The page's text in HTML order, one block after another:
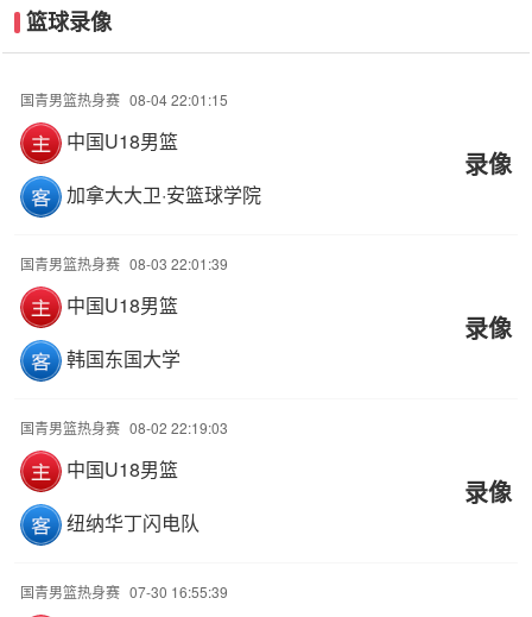
篮球录像
国青男篮热身赛 08-04 22:01:15
中国U18男篮
加拿大大卫·安篮球学院
录像
国青男篮热身赛 08-03 22:01:39
中国U18男篮
韩国东国大学
录像
国青男篮热身赛 08-02 22:19:03
中国U18男篮
纽纳华丁闪电队
录像
国青男篮热身赛 07-30 16:55:39